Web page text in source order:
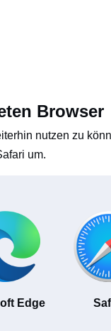
Browser
nutzen zu
um.
Edge